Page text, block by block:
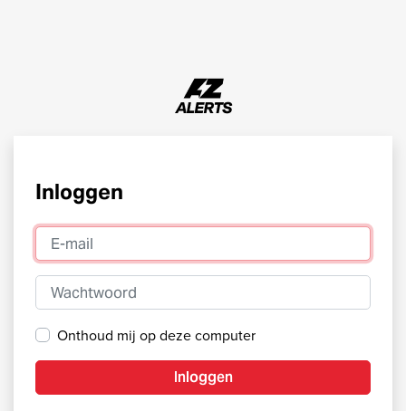
Inloggen
E-mail
Wachtwoord
Onthoud mij op deze computer
Inloggen